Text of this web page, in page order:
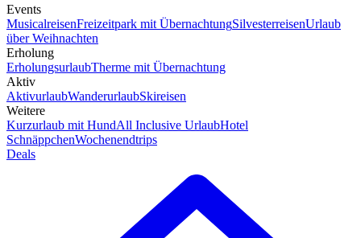
Events
MusicalreisenFreizeitpark mit ÜbernachtungSilvesterreisenUrlaub
über Weihnachten
Erholung
ErholungsurlaubTherme mit Übernachtung
Aktiv
AktivurlaubWanderurlaubSkireisen
Weitere
Kurzurlaub mit HundAll Inclusive UrlaubHotel
SchnäppchenWochenendtrips
Deals